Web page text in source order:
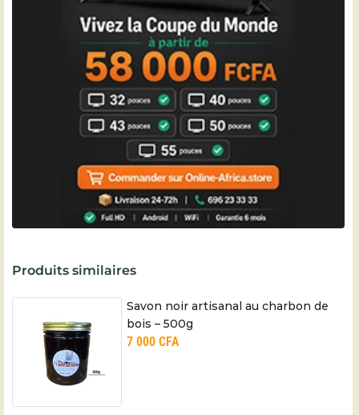
Produits similaires
Savon noir artisanal au charbon de
bois – 500g
7 000 CFA